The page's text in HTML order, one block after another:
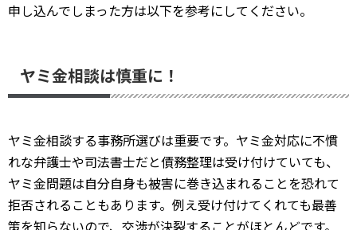
申し込んでしまった方は以下を参考にしてください。
ヤミ金相談は慎重に！
ヤミ金相談する事務所選びは重要です。ヤミ金対応に不慣
れな弁護士や司法書士だと債務整理は受け付けていても、
ヤミ金問題は自分自身も被害に巻き込まれることを恐れて
拒否されることもあります。例え受け付けてくれても最善
策を知らないので、交渉が決裂することがほとんどです。